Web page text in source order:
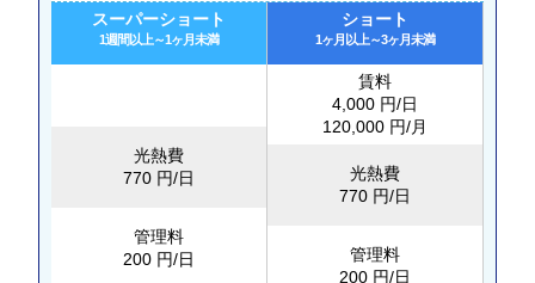
スーパーショート
1週間以上～1ヶ月未満
光熱費
770 円/日
管理料
200 円/日
ショート
1ヶ月以上～3ヶ月未満
賃料
4,000 円/日
120,000 円/月
光熱費
770 円/日
管理料
200 円/日